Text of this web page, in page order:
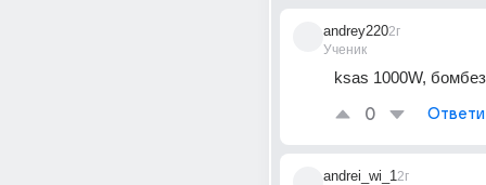
andrey220
Ученик
2г
ksas 1000W,
0
andrei_wi_12г